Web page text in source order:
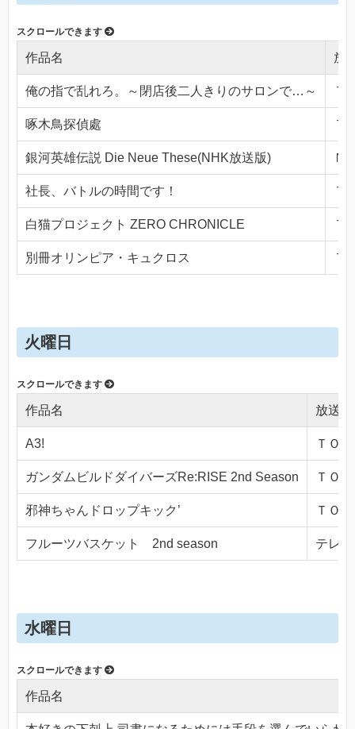
作品名 放
俺の指で乱れろ。～閉店後二人きりのサロンで…～ Ｔ
啄木鳥探偵處 Ｔ
銀河英雄伝説 Die Neue These(NHK放送版) Ｎ
社長、バトルの時間です！ Ｔ
白猫プロジェクト ZERO CHRONICLE Ｔ
別冊オリンピア・キュクロス Ｔ
火曜日
作品名 放送局
A3! ＴＯ
ガンダムビルドダイバーズRe:RISE 2nd Season ＴＯ
邪神ちゃんドロップキック’ ＴＯ
フルーツバスケット 2nd season テレ
水曜日
作品名